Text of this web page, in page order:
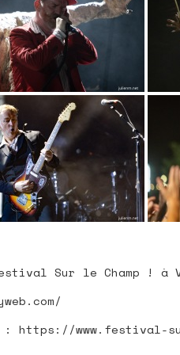
Sur le Champ !
https://www.festival-